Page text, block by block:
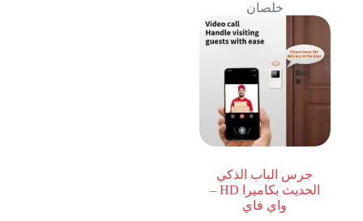
خلصان
جرس الباب الذكي
الحديث بكاميرا HD –
واي فاي